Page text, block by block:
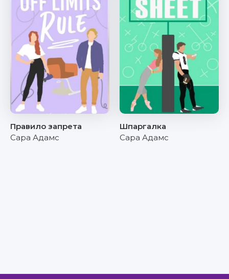
Правило запрета
Сара Адамс
Шпаргалка
Сара Адамс